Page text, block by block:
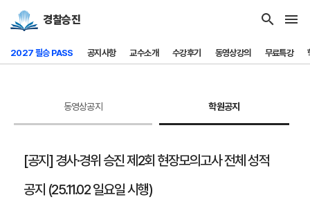
경찰승진 search menu
2027 필승 PASS 공지사항 교수소개 수강후기 동영상강의 무료특강
동영상공지 학원공지
[공지] 경사·경위 승진 제2회 현장모의고사 전체 성적
공지 (25.11.02 일요일 시행)